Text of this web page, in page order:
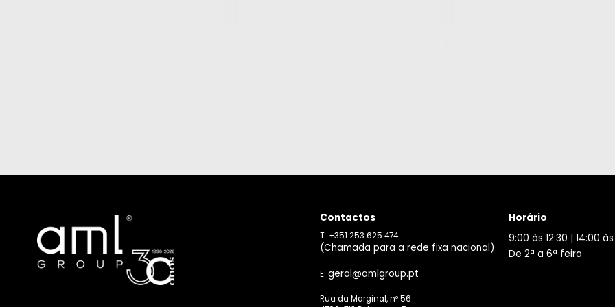
Contactos
T: +351 253 625 474
(Chamada para a rede fixa nacional)
E:geral@amlgroup.pt
Rua da Marginal, nº 56
Horário
9:00 às 12:30 | 14:00 às
De 2ª a 6ª feira